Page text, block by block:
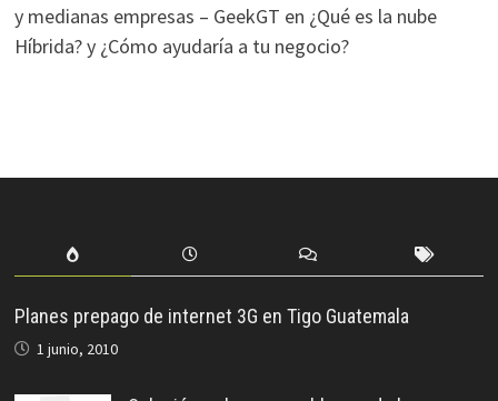
y medianas empresas – GeekGT en ¿Qué es la nube
Híbrida? y ¿Cómo ayudaría a tu negocio?
Planes prepago de internet 3G en Tigo Guatemala
1 junio, 2010